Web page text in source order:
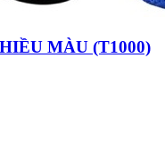
MÀU (T1000)